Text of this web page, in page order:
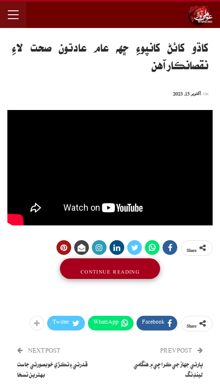
کاڌو کائڻ کانپوءِ ڇهه عام عادتون صحت لاءِ
نقصانڪار آهن
اکتوبر 15, 2023
Facebook
WhatsApp
Twitter
ڀارتي جهاز جي ڪراچي ۾ هنگامي
لينڊنگ
NEXT POST
قدرتي ۽ تڪڙي خوبصورتي جا ست
بهترين نسخا